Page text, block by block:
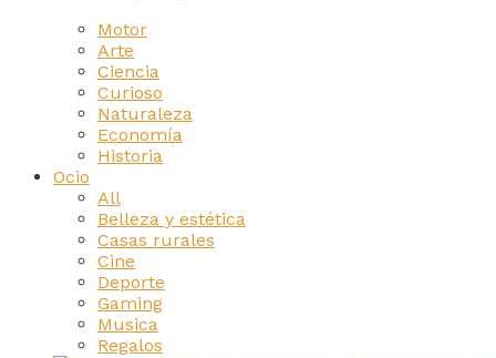
Motor
Arte
Ciencia
Curioso
Naturaleza
Economía
Historia
Ocio
All
Belleza y estética
Casas rurales
Cine
Deporte
Gaming
Musica
Regalos